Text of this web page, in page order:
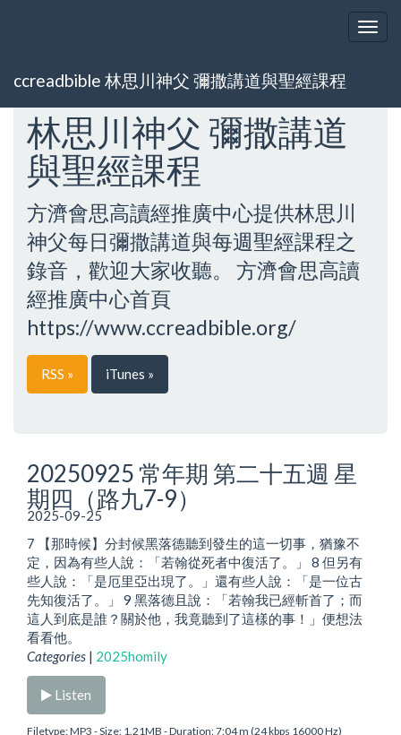
ccreadbible 林思川神父 彌撒講道與聖經課程
林思川神父 彌撒講道
與聖經課程
方濟會思高讀經推廣中心提供林思川
神父每日彌撒講道與每週聖經課程之
錄音，歡迎大家收聽。 方濟會思高讀
經推廣中心首頁
https://www.ccreadbible.org/
RSS » iTunes »
20250925 常年期 第二十五週 星
期四（路九7-9）
2025-09-25
7 【那時候】分封候黑落德聽到發生的這一切事，猶豫不
定，因為有些人說：「若翰從死者中復活了。」 8 但另有
些人說：「是厄里亞出現了。」還有些人說：「是一位古
先知復活了。」 9 黑落德且說：「若翰我已經斬首了；而
這人到底是誰？關於他，我竟聽到了這樣的事！」便想法
看看他。
Categories | 2025homily
Listen
Filetype: MP3 - Size: 1.21MB - Duration: 7:04 m (24 kbps 16000 Hz)